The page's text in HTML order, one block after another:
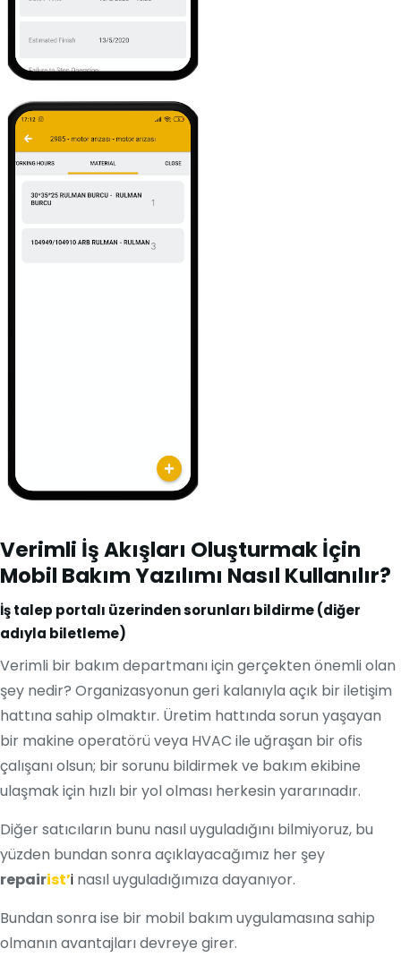
Verimli İş Akışları Oluşturmak İçin
Mobil Bakım Yazılımı Nasıl Kullanılır?
İş talep portalı üzerinden sorunları bildirme (diğer
adıyla biletleme)
Verimli bir bakım departmanı için gerçekten önemli olan
şey nedir? Organizasyonun geri kalanıyla açık bir iletişim
hattına sahip olmaktır. Üretim hattında sorun yaşayan
bir makine operatörü veya HVAC ile uğraşan bir ofis
çalışanı olsun; bir sorunu bildirmek ve bakım ekibine
ulaşmak için hızlı bir yol olması herkesin yararınadır.
Diğer satıcıların bunu nasıl uyguladığını bilmiyoruz, bu
yüzden bundan sonra açıklayacağımız her şey
repairist’i nasıl uyguladığımıza dayanıyor.
Bundan sonra ise bir mobil bakım uygulamasına sahip
olmanın avantajları devreye girer.